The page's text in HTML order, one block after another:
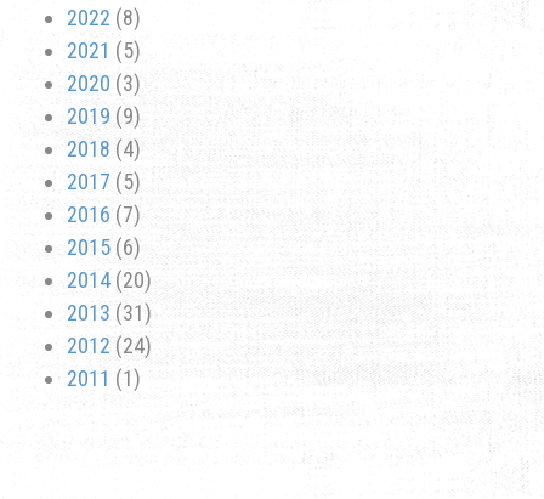
2022 (8)
2021 (5)
2020 (3)
2019 (9)
2018 (4)
2017 (5)
2016 (7)
2015 (6)
2014 (20)
2013 (31)
2012 (24)
2011 (1)